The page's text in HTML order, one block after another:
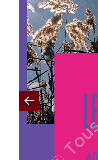
Previous